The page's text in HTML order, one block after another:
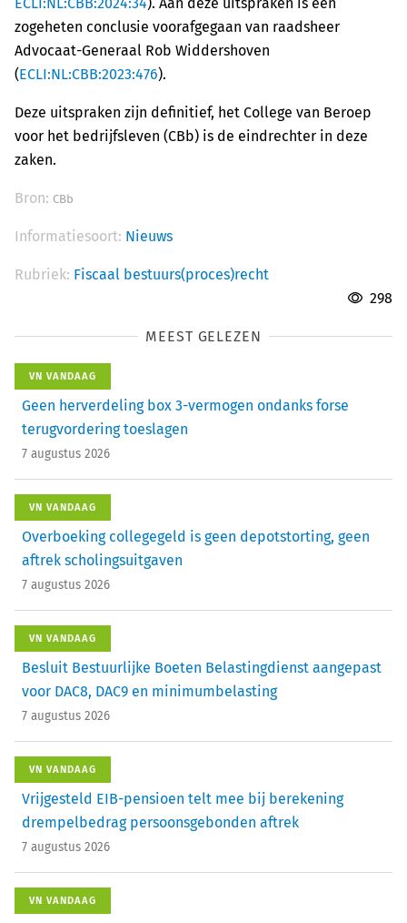
zogeheten conclusie voorafgegaan van raadsheer
Advocaat-Generaal Rob Widdershoven
(ECLI:NL:CBB:2023:476).
Deze uitspraken zijn definitief, het College van Beroep
voor het bedrijfsleven (CBb) is de eindrechter in deze
zaken.
Bron: CBb
Informatiesoort: Nieuws
Rubriek: Fiscaal bestuurs(proces)recht
298
MEEST GELEZEN
VN VANDAAG
Geen herverdeling box 3-vermogen ondanks forse
terugvordering toeslagen
7 augustus 2026
VN VANDAAG
Overboeking collegegeld is geen depotstorting, geen
aftrek scholingsuitgaven
7 augustus 2026
VN VANDAAG
Besluit Bestuurlijke Boeten Belastingdienst aangepast
voor DAC8, DAC9 en minimumbelasting
7 augustus 2026
VN VANDAAG
Vrijgesteld EIB-pensioen telt mee bij berekening
drempelbedrag persoonsgebonden aftrek
7 augustus 2026
VN VANDAAG